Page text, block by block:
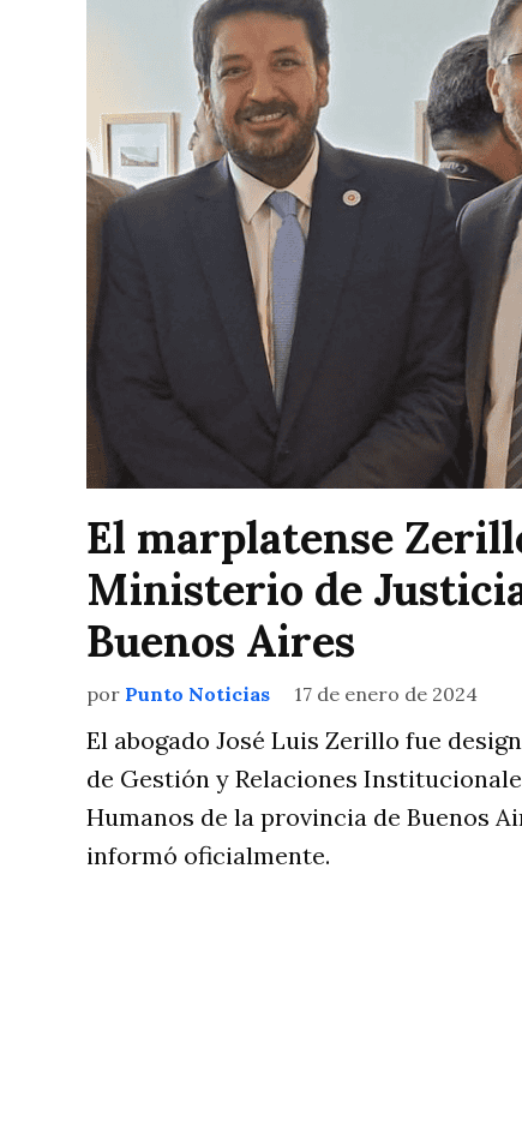
El marplatense
Ministerio de
Buenos Aires
por Punto Noticias 17 de enero de 2024
El abogado José Luis Zerillo fue
de Gestión y Relaciones
Humanos de la provincia de Buenos
informó oficialmente.